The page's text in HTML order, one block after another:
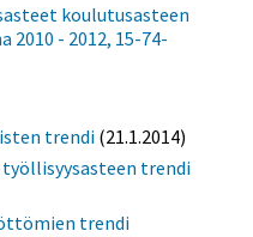
koulutusasteen
2010 - 2012, 15-74-
trendi(21.1.2014)
työllisyysasteen trendi
trendi